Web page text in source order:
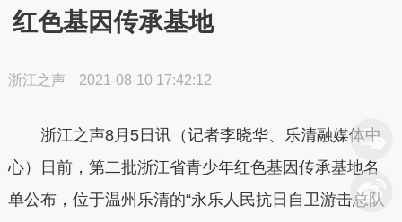
红色基因传承基地
浙江之声 2021-08-10 17:42:12
浙江之声8月5日讯（记者李晓华、乐清融媒体中
心）
日前，第二批浙江省青少年红色基因传承基地名
单公布，位于温州乐清的“永乐人民抗日自卫游击总队